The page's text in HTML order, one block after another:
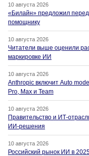
10 августа 2026
«Билайн» предложил
помощнику
10 августа 2026
Читатели выше оценили
маркировке ИИ
10 августа 2026
Anthropic включит Auto
Pro, Max и Team
10 августа 2026
Правительство и ИТ-
ИИ-решения
10 августа 2026
Российский рынок ИИ в